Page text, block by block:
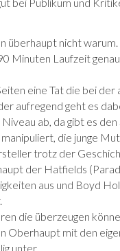
überhaupt nicht warum.
Minuten Laufzeit
eine Tat die bei der
aufregend geht es
ab, da gibt es
die junge
trotz der
der Hatfields
aus und Boyd
die überzeugen
Oberhaupt mit den
unter.